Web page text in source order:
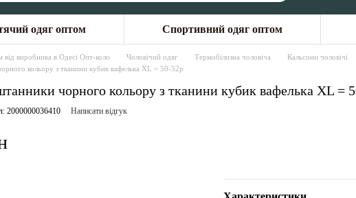
одяг оптом Спортивний одяг оптом
виробника в Одесі Опт-коло Чоловічий одяг Термобілизна чоловіча
Кальсони чоловічі
кольору з тканини кубик вафелька XL = 50-52p
чорного кольору з тканини кубик вафелька XL =
2000000036410 Написати відгук